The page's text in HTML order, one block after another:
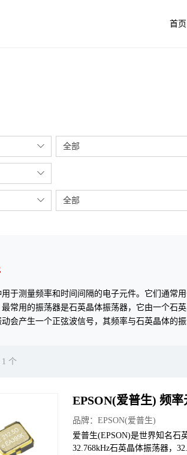
首页
全部
全部
于测量频率和时间间隔的电子元件。它们通常
常用的振荡器是石英晶体振荡器，它由一个石
会产生一个正弦波信号，其频率与石英晶体的振
个
EPSON(爱普生) 频率
品牌： EPSON(爱普生)
爱普生(EPSON)是世界知名石
32.768kHz石英晶体振荡器，